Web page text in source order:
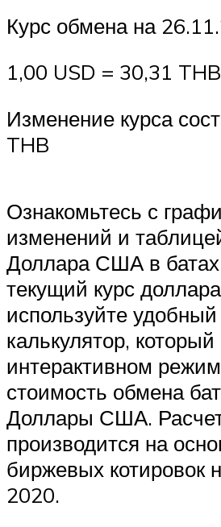
Курс обмена на
1,00 USD = 30,31 THB
Изменение курса
THB
Ознакомьтесь с
изменений и
Доллара США в
текущий курс
используйте
калькулятор,
интерактивном
стоимость обмена
Доллары США.
производится на
биржевых котировок
2020.